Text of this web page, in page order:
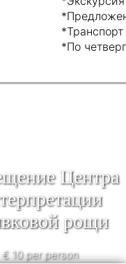
*По
Центра
рощи
€ 10 per person